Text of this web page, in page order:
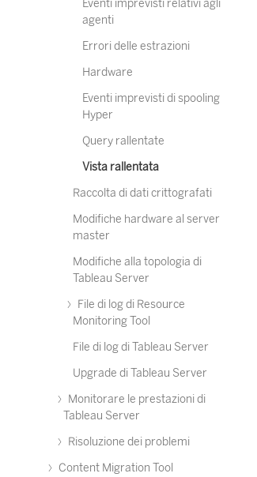
Eventi imprevisti relativi agli
agenti
Errori delle estrazioni
Hardware
Eventi imprevisti di spooling
Hyper
Query rallentate
Vista rallentata
Raccolta di dati crittografati
Modifiche hardware al server
master
Modifiche alla topologia di
Tableau Server
File di log di Resource
Monitoring Tool
File di log di Tableau Server
Upgrade di Tableau Server
Monitorare le prestazioni di
Tableau Server
Risoluzione dei problemi
Content Migration Tool